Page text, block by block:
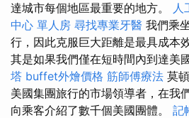
達城市每個地區最重要的地方。 人
中心 單人房 尋找專業牙醫 我們乘
行，因此克服巨大距離是最具成本
其是如果我們僅在短時間內到達美
塔 buffet外燴價格 筋師傅療法 莫
美國集團旅行的市場領導者，在我
向乘客介紹了數千個美國團體。 記